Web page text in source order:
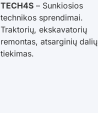
TECH4S– Sunkiosios
technikos sprendimai.
Traktorių, ekskavatorių
remontas, atsarginių dalių
tiekimas.